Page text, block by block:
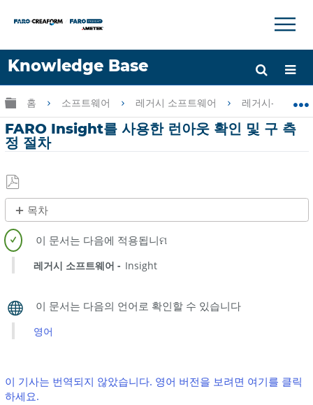
Knowledge Base
언어
도움 받기 로그인
×
글로벌 계층 확장/축소
홈 소프트웨어 레거시 소프트웨어 레거시-FARO
FARO Insight를 사용한 런아웃 확인 및 구 측
정 절차
PDF
로
저
장
목차
제
목
없
음
레거시 소프트웨어 Insight
영어
이 기사는 번역되지 않았습니다. 영어 버전을 보려면 여기를 클릭
하세요.